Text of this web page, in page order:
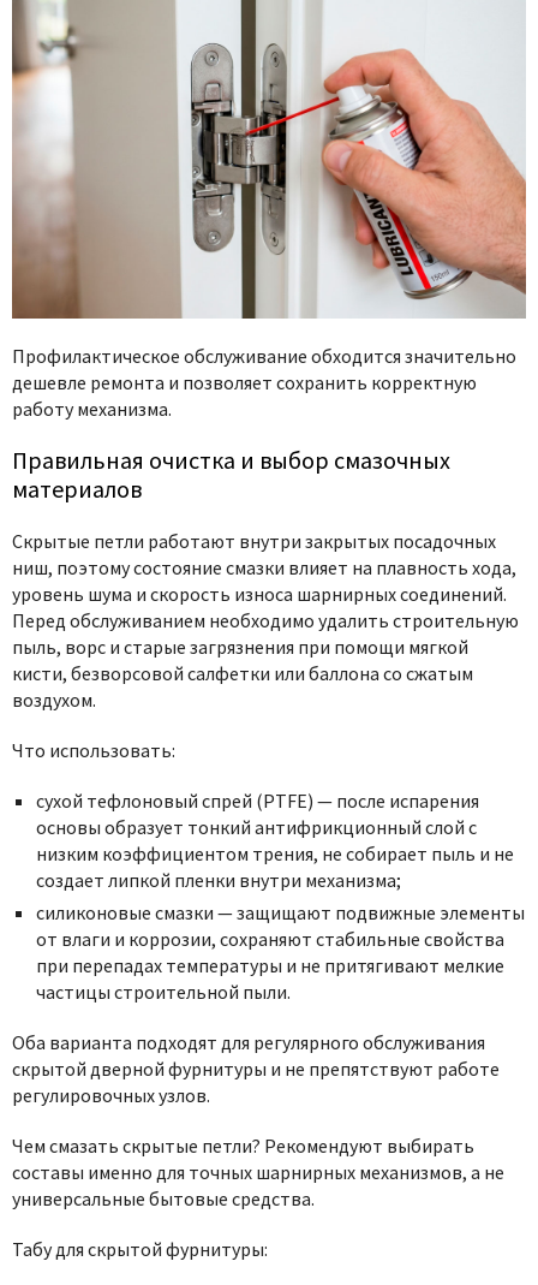
Профилактическое обслуживание обходится значительно
дешевле ремонта и позволяет сохранить корректную
работу механизма.
Правильная очистка и выбор смазочных
материалов
Скрытые петли работают внутри закрытых посадочных
ниш, поэтому состояние смазки влияет на плавность хода,
уровень шума и скорость износа шарнирных соединений.
Перед обслуживанием необходимо удалить строительную
пыль, ворс и старые загрязнения при помощи мягкой
кисти, безворсовой салфетки или баллона со сжатым
воздухом.
Что использовать:
сухой тефлоновый спрей (PTFE) — после испарения
основы образует тонкий антифрикционный слой с
низким коэффициентом трения, не собирает пыль и не
создает липкой пленки внутри механизма;
силиконовые смазки — защищают подвижные элементы
от влаги и коррозии, сохраняют стабильные свойства
при перепадах температуры и не притягивают мелкие
частицы строительной пыли.
Оба варианта подходят для регулярного обслуживания
скрытой дверной фурнитуры и не препятствуют работе
регулировочных узлов.
Чем смазать скрытые петли? Рекомендуют выбирать
составы именно для точных шарнирных механизмов, а не
универсальные бытовые средства.
Табу для скрытой фурнитуры: